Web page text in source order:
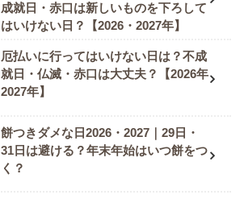
成就日・赤口は新しいものを下ろして
はいけない日？【2026・2027年】
厄払いに行ってはいけない日は？不成
就日・仏滅・赤口は大丈夫？【2026年
2027年】
餅つきダメな日2026・2027｜29日・
31日は避ける？年末年始はいつ餅をつ
く？